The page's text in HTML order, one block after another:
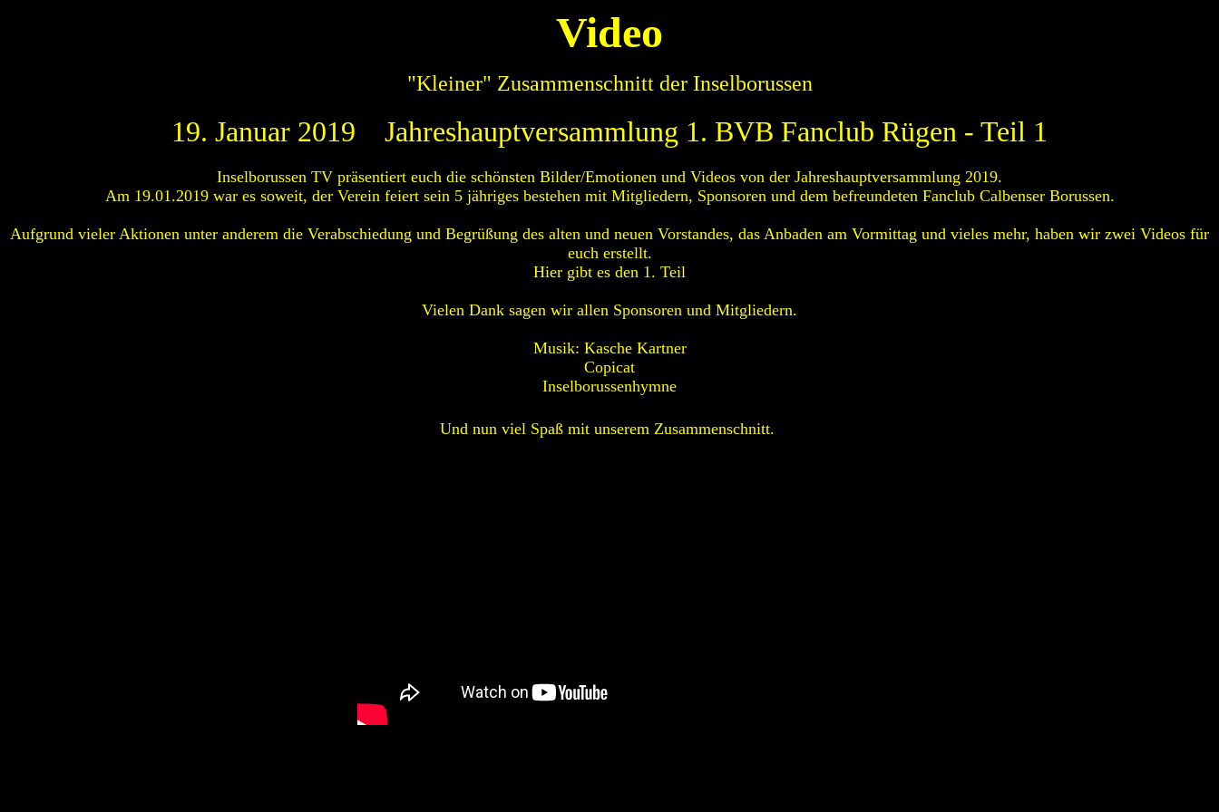
Video
"Kleiner" Zusammenschnitt der Inselborussen
19. Januar 2019 Jahreshauptversammlung 1. BVB Fanclub Rügen - Teil 1
Inselborussen TV präsentiert euch die schönsten Bilder/Emotionen und Videos von der Jahreshauptversammlung 2019.
Am 19.01.2019 war es soweit, der Verein feiert sein 5 jähriges bestehen mit Mitgliedern, Sponsoren und dem befreundeten Fanclub Calbenser Borussen.
Aufgrund vieler Aktionen unter anderem die Verabschiedung und Begrüßung des alten und neuen Vorstandes, das Anbaden am Vormittag und vieles mehr, haben wir zwei Videos für
euch erstellt.
Hier gibt es den 1. Teil
Vielen Dank sagen wir allen Sponsoren und Mitgliedern.
Musik: Kasche Kartner
Copicat
Inselborussenhymne
Und nun viel Spaß mit unserem Zusammenschnitt.